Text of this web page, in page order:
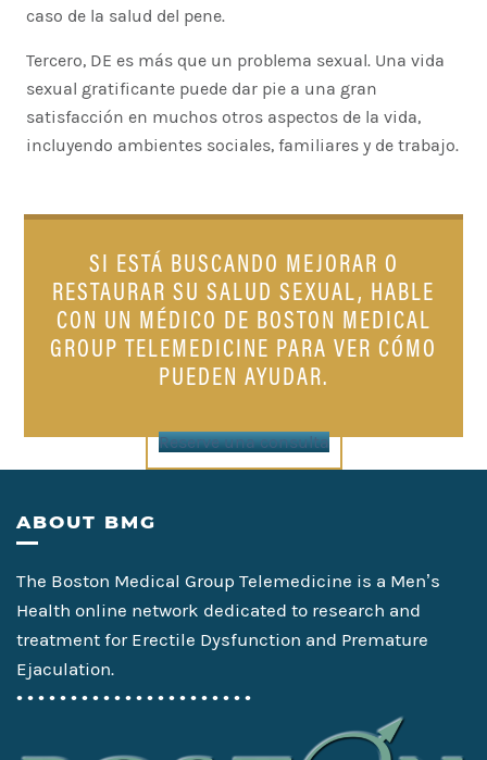
caso de la salud del pene.
Tercero, DE es más que un problema sexual. Una vida
sexual gratificante puede dar pie a una gran
satisfacción en muchos otros aspectos de la vida,
incluyendo ambientes sociales, familiares y de trabajo.
SI ESTÁ BUSCANDO MEJORAR O
RESTAURAR SU SALUD SEXUAL, HABLE
CON UN MÉDICO DE BOSTON MEDICAL
GROUP TELEMEDICINE PARA VER CÓMO
PUEDEN AYUDAR.
Reserve una consulta
Footer
ABOUT BMG
The Boston Medical Group Telemedicine is a Men’s
Health online network dedicated to research and
treatment for Erectile Dysfunction and Premature
Ejaculation.
• • • • • • • • • • • • • • • • • • • • • •